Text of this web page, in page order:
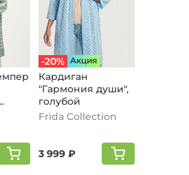
-20% Aкция
Кардиган
"Гармония души",
голубой
Frida Collection
3 999 ₽